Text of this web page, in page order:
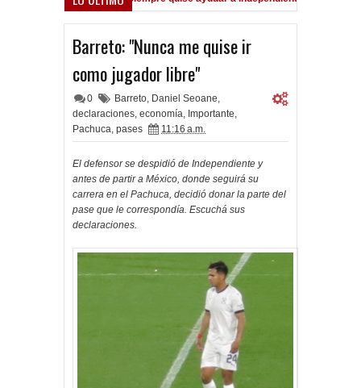
Barreto: "Nunca me quise ir
como jugador libre"
0 Barreto, Daniel Seoane,
declaraciones, economía, Importante,
Pachuca, pases 11:16 a.m.
El defensor se despidió de Independiente y
antes de partir a México, donde seguirá su
carrera en el Pachuca, decidió donar la parte del
pase que le correspondía. Escuchá sus
declaraciones.